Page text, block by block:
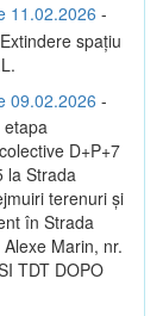
11.02.2026 -
spațiu
09.02.2026 -
etapa
D+P+7
la Strada
terenuri și
în Strada
Marin, nr.
TDT DOPO